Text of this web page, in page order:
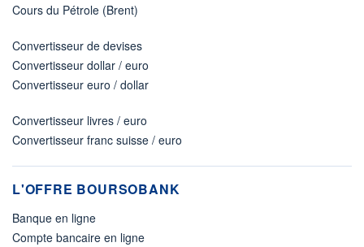
Cours du Pétrole (Brent)
Convertisseur de devises
Convertisseur dollar / euro
Convertisseur euro / dollar
Convertisseur livres / euro
Convertisseur franc suisse / euro
L'OFFRE BOURSOBANK
Banque en ligne
Compte bancaire en ligne